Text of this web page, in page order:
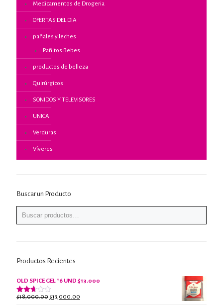
Medicamentos de Drogeria
OFERTAS DEL DIA
pañales y leches
Pañitos Bebes
productos de belleza
Quirúrgicos
SONIDOS Y TELEVISORES
UNICA
Verduras
Víveres
Buscar un Producto
Productos Recientes
OLD SPICE GEL *6 UND $13.000
Valorado
$18,000.00 El
$13,000.00